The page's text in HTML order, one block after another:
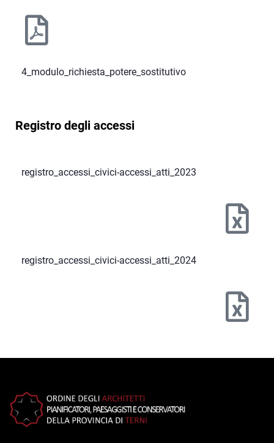
4_modulo_richiesta_potere_sostitutivo
Registro degli accessi
registro_accessi_civici-accessi_atti_2023
registro_accessi_civici-accessi_atti_2024